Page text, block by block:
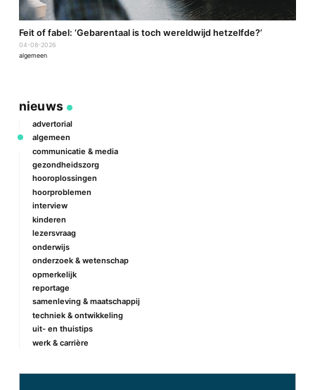
Feit of fabel: ‘Gebarentaal is toch wereldwijd hetzelfde?’
04-08-2026
algemeen
nieuws
advertorial
algemeen
communicatie & media
gezondheidszorg
hooroplossingen
hoorproblemen
interview
kinderen
lezersvraag
onderwijs
onderzoek & wetenschap
opmerkelijk
reportage
samenleving & maatschappij
techniek & ontwikkeling
uit- en thuistips
werk & carrière